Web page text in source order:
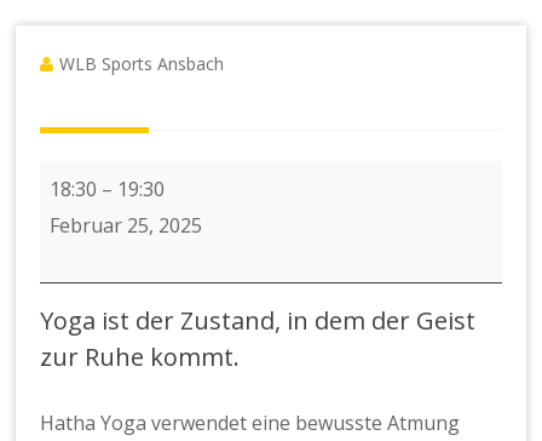
WLB Sports Ansbach
Vinyasa/Hatha
Yoga
2025
18:30 – 19:30
Februar 25, 2025
Yoga ist der Zustand, in dem der Geist
zur Ruhe kommt.
Hatha Yoga verwendet eine bewusste Atmung